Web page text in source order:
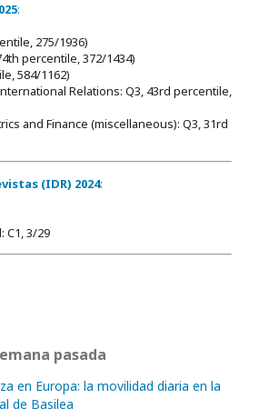
:
275/1936)
percentile, 372/1434)
584/1162)
Relations: Q3, 43rd percentile,
and Finance (miscellaneous): Q3, 31rd
(IDR) 2024:
C1, 3/29
pasada
en Europa: la movilidad diaria en la
de Basilea